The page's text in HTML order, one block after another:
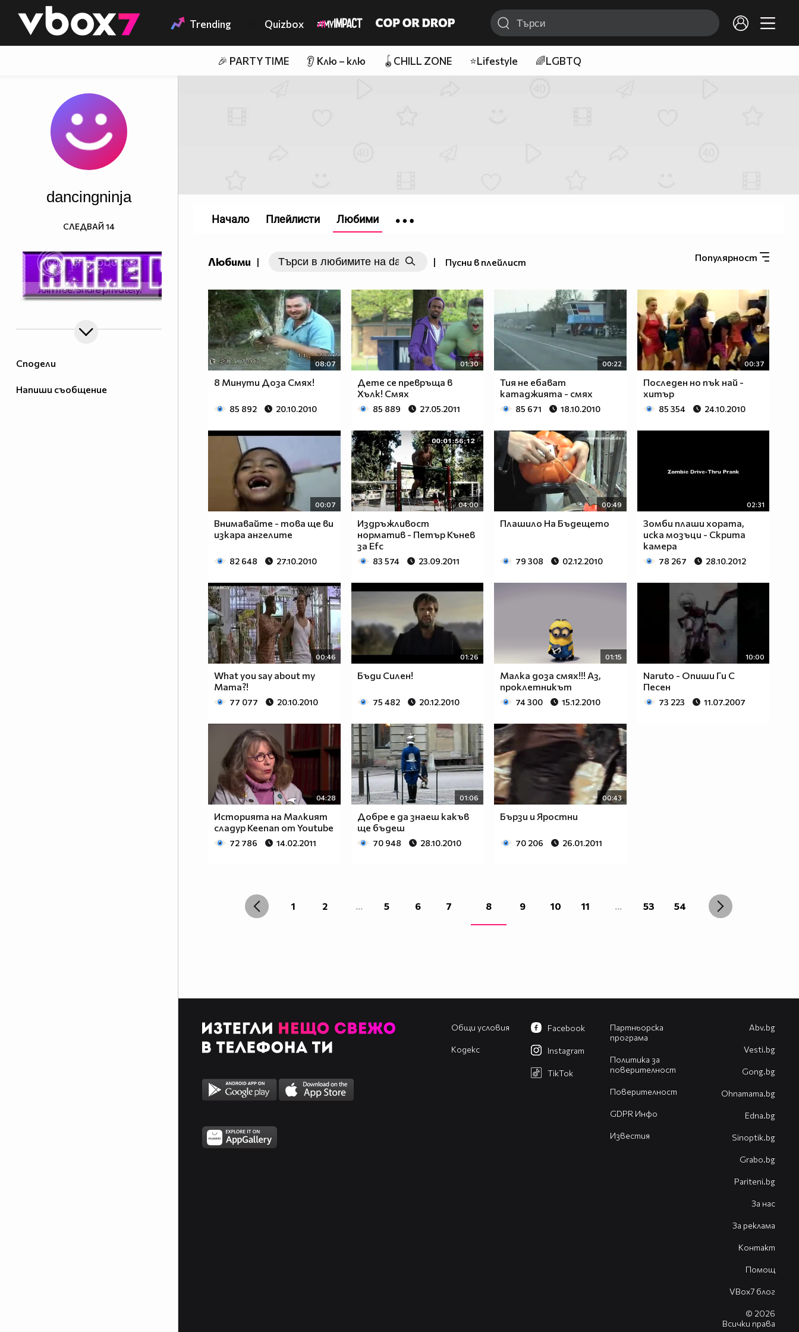
👾 Trending Quizbox
🎉 PARTY TIME 👂 Клю – клю 🪀CHILL ZONE ⭐Lifestyle 🌈LGBTQ
Сподели
Напиши съобщение
dancingninja
СЛЕДВАЙ 14
Любими | | Пусни в плейлист Популярност
08:07
8 Минути Доза Смях!
85 892 20.10.2010
01:30
Дете се превръща в
Хълк! Смях
85 889 27.05.2011
00:22
Тия не ебават
катаджията - смях
85 671 18.10.2010
00:37
Последен но пък най -
хитър
85 354 24.10.2010
00:07
Внимавайте - това ще ви
изкара ангелите
82 648 27.10.2010
04:00
Издръжливост
норматив - Петър Кънев
за Efc
83 574 23.09.2011
00:49
Плашило На Бъдещето
79 308 02.12.2010
02:31
Зомби плаши хората,
иска мозъци - Скрита
камера
78 267 28.10.2012
00:46
What you say about my
Mama?!
77 077 20.10.2010
01:26
Бъди Силен!
75 482 20.12.2010
01:15
Малка доза смях!!! Aз,
проклетникът
74 300 15.12.2010
10:00
Naruto - Опиши Ги С
Песен
73 223 11.07.2007
04:28
Историята на Малкият
сладур Keenan от Youtube
72 786 14.02.2011
01:06
Добре е да знаеш какъв
ще бъдеш
70 948 28.10.2010
00:43
Бързи и Яростни
70 206 26.01.2011
1 2 ... 5 6 7 8 9 10 11 ... 53 54
Начало Плейлисти Любими
Общи условия
Кодекс
Партньорска
програма
Политика за
поверителност
Поверителност
GDPR Инфо
Известия
Facebook
Instagram
TikTok
Abv.bg
Vesti.bg
Gong.bg
Оhnamama.bg
Edna.bg
Sinoptik.bg
Grabo.bg
Pariteni.bg
За нас
За реклама
Контакт
Помощ
VBox7 блог
© 2026
Всички права